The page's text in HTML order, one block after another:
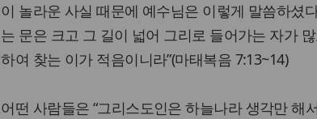
이 놀라운 사실 때문에 예수님은 이렇게 말씀하셨
는 문은 크고 그 길이 넓어 그리로 들어가는 자가
하여 찾는 이가 적음이니라”(마태복음 7:13~14)
어떤 사람들은 “그리스도인은 하늘나라 생각만 해